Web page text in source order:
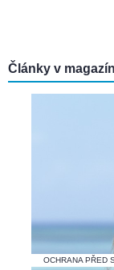
Články v
OCHRANA PŘED